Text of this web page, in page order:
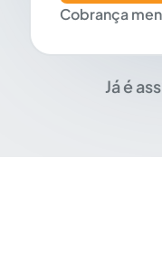
Cobrança
Já é